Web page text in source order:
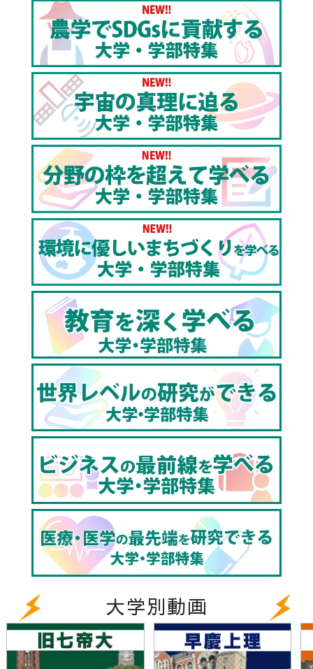
大学別動画